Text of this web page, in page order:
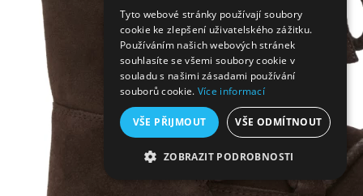
Tyto webové stránky používají soubory
cookie ke zlepšení uživatelského zážitku.
Používáním našich webových stránek
souhlasíte se všemi soubory cookie v
souladu s našimi zásadami používání
souborů cookie. Více informací
VŠE PŘIJMOUT VŠE ODMÍTNOUT
ZOBRAZIT PODROBNOSTI
NEZBYTNĚ NUTNÉ SOUBORY